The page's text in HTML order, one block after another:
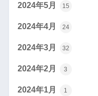
2024年5月 15
2024年4月 24
2024年3月 32
2024年2月 3
2024年1月 1